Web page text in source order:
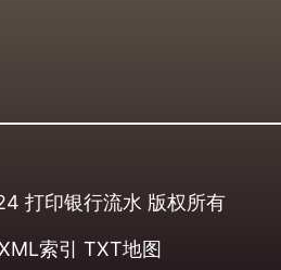
打印银行流水 版权所有
索引 TXT地图